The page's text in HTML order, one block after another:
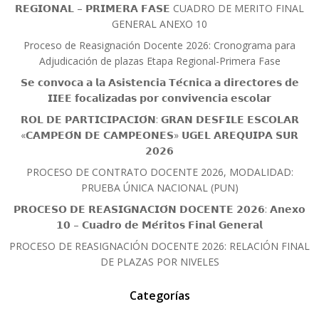
𝗥𝗘𝗚𝗜𝗢𝗡𝗔𝗟 – 𝗣𝗥𝗜𝗠𝗘𝗥𝗔 𝗙𝗔𝗦𝗘 CUADRO DE MERITO FINAL
GENERAL ANEXO 10
Proceso de Reasignación Docente 2026: Cronograma para
Adjudicación de plazas Etapa Regional-Primera Fase
𝗦𝗲 𝗰𝗼𝗻𝘃𝗼𝗰𝗮 𝗮 𝗹𝗮 𝗔𝘀𝗶𝘀𝘁𝗲𝗻𝗰𝗶𝗮 𝗧𝗲́𝗰𝗻𝗶𝗰𝗮 𝗮 𝗱𝗶𝗿𝗲𝗰𝘁𝗼𝗿𝗲𝘀 𝗱𝗲
𝗜𝗜𝗘𝗘 𝗳𝗼𝗰𝗮𝗹𝗶𝘇𝗮𝗱𝗮𝘀 𝗽𝗼𝗿 𝗰𝗼𝗻𝘃𝗶𝘃𝗲𝗻𝗰𝗶𝗮 𝗲𝘀𝗰𝗼𝗹𝗮𝗿
𝗥𝗢𝗟 𝗗𝗘 𝗣𝗔𝗥𝗧𝗜𝗖𝗜𝗣𝗔𝗖𝗜𝗢́𝗡: 𝗚𝗥𝗔𝗡 𝗗𝗘𝗦𝗙𝗜𝗟𝗘 𝗘𝗦𝗖𝗢𝗟𝗔𝗥
«𝗖𝗔𝗠𝗣𝗘𝗢́𝗡 𝗗𝗘 𝗖𝗔𝗠𝗣𝗘𝗢𝗡𝗘𝗦» 𝗨𝗚𝗘𝗟 𝗔𝗥𝗘𝗤𝗨𝗜𝗣𝗔 𝗦𝗨𝗥
𝟮𝟬𝟮𝟲
PROCESO DE CONTRATO DOCENTE 2026, MODALIDAD:
PRUEBA ÚNICA NACIONAL (PUN)
𝗣𝗥𝗢𝗖𝗘𝗦𝗢 𝗗𝗘 𝗥𝗘𝗔𝗦𝗜𝗚𝗡𝗔𝗖𝗜𝗢́𝗡 𝗗𝗢𝗖𝗘𝗡𝗧𝗘 𝟮𝟬𝟮𝟲: 𝗔𝗻𝗲𝘅𝗼
𝟭𝟬 – 𝗖𝘂𝗮𝗱𝗿𝗼 𝗱𝗲 𝗠𝗲́𝗿𝗶𝘁𝗼𝘀 𝗙𝗶𝗻𝗮𝗹 𝗚𝗲𝗻𝗲𝗿𝗮𝗹
PROCESO DE REASIGNACIÓN DOCENTE 2026: RELACIÓN FINAL
DE PLAZAS POR NIVELES
Categorías